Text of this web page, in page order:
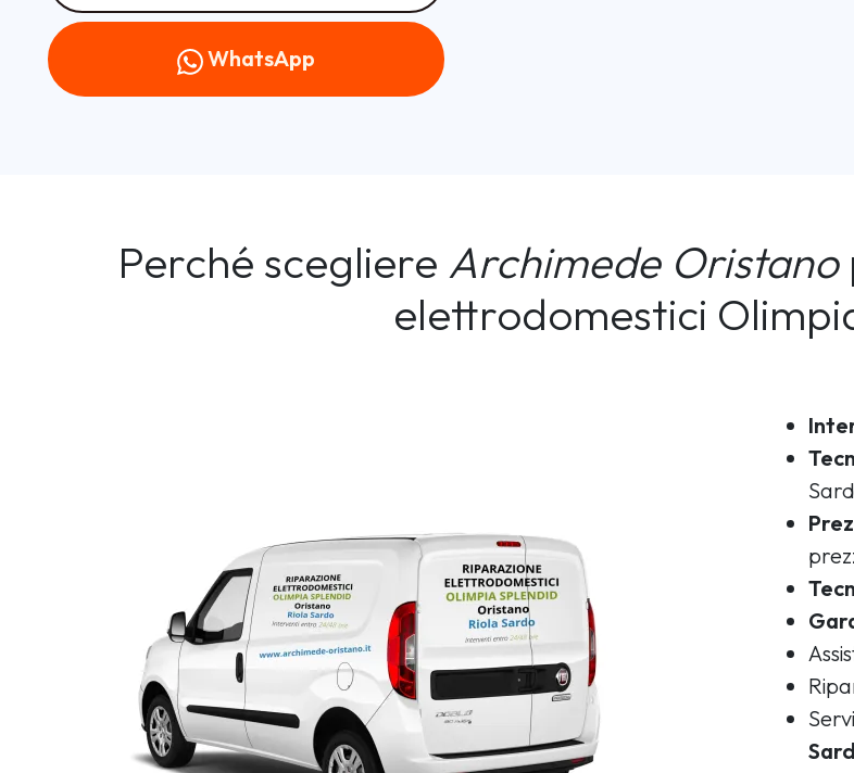
WhatsApp
Perché scegliere Archimede Oristano
elettrodomestici